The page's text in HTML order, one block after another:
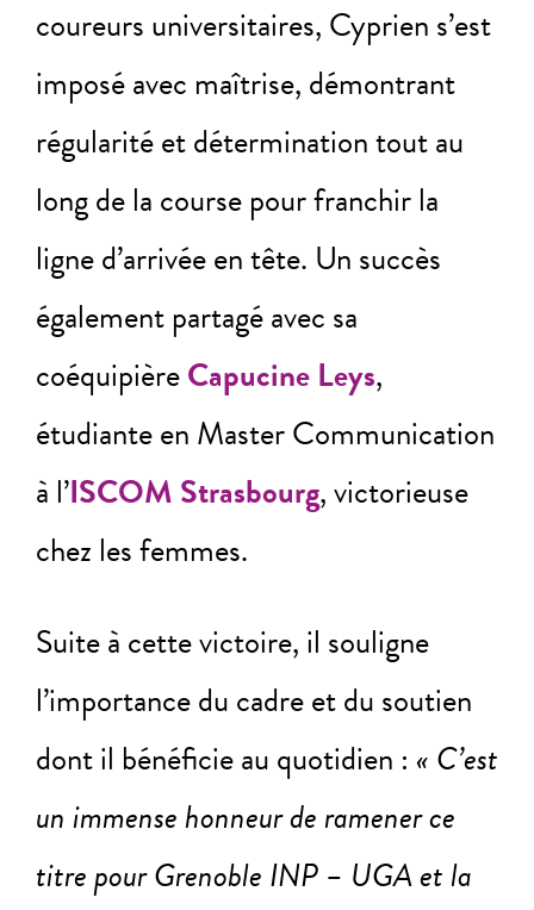
coureurs universitaires, Cyprien s’est
imposé avec maîtrise, démontrant
régularité et détermination tout au
long de la course pour franchir la
ligne d’arrivée en tête. Un succès
également partagé avec sa
coéquipièreCapucine Leys,
étudiante en Master Communication
à l’ISCOM Strasbourg, victorieuse
chez les femmes.
Suite à cette victoire, il souligne
l’importance du cadre et du soutien
dont il bénéficie au quotidien : « C’est
un immense honneur de ramener ce
titre pour Grenoble INP – UGA et la